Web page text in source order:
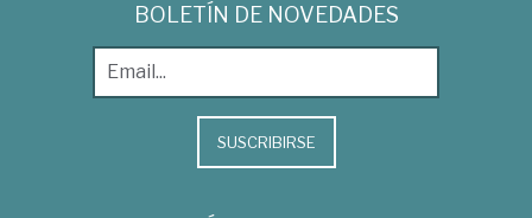
BOLETÍN DE NOVEDADES
SUSCRIBIRSE